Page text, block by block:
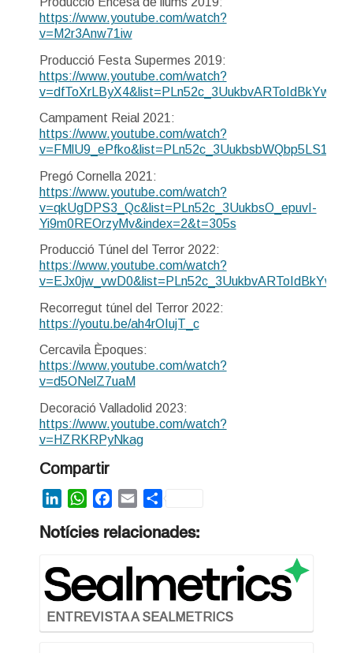
https://www.youtube.com/watch?
v=M2r3Anw71iw
Producció Festa Supermes 2019:
https://www.youtube.com/watch?
Campament Reial 2021:
https://www.youtube.com/watch?
Pregó Cornella 2021:
https://www.youtube.com/watch?
v=qkUgDPS3_Qc&list=PLn52c_3UukbsO_epuvI-
Yi9m0REOrzyMv&index=2&t=305s
Producció Túnel del Terror 2022:
https://www.youtube.com/watch?
Recorregut túnel del Terror 2022:
https://youtu.be/ah4rOIujT_c
Cercavila Èpoques:
https://www.youtube.com/watch?
v=d5ONelZ7uaM
Decoració Valladolid 2023:
https://www.youtube.com/watch?
v=HZRKRPyNkag
Compartir
LinkedInWhatsAppFacebook
EmailShare
Notícies relacionades:
ENTREVISTA A SEALMETRICS